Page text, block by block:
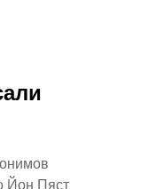
Йон Пяст